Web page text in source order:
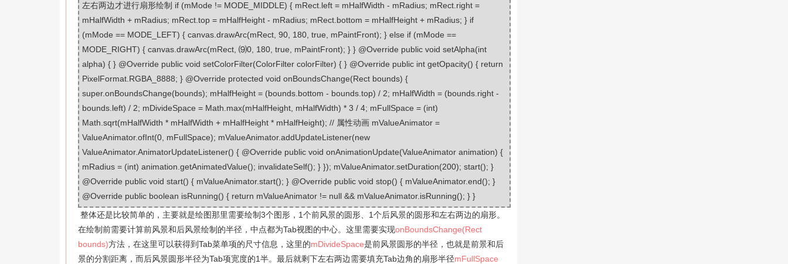
左右两边才进行扇形绘制 if (mMode != MODE_MIDDLE) { mRect.left = mHalfWidth - mRadius; mRect.right =
mHalfWidth + mRadius; mRect.top = mHalfHeight - mRadius; mRect.bottom = mHalfHeight + mRadius; } if
(mMode == MODE_LEFT) { canvas.drawArc(mRect, 90, 180, true, mPaintFront); } else if (mMode ==
MODE_RIGHT) { canvas.drawArc(mRect, ⑼0, 180, true, mPaintFront); } } @Override public void setAlpha(int
alpha) { } @Override public void setColorFilter(ColorFilter colorFilter) { } @Override public int getOpacity() { return
PixelFormat.RGBA_8888; } @Override protected void onBoundsChange(Rect bounds) {
super.onBoundsChange(bounds); mHalfHeight = (bounds.bottom - bounds.top) / 2; mHalfWidth = (bounds.right -
bounds.left) / 2; mDivideSpace = Math.max(mHalfHeight, mHalfWidth) * 3 / 4; mFullSpace = (int)
Math.sqrt(mHalfWidth * mHalfWidth + mHalfHeight * mHalfHeight); // 属性动画 mValueAnimator =
ValueAnimator.ofInt(0, mFullSpace); mValueAnimator.addUpdateListener(new
ValueAnimator.AnimatorUpdateListener() { @Override public void onAnimationUpdate(ValueAnimator animation) {
mRadius = (int) animation.getAnimatedValue(); invalidateSelf(); } }); mValueAnimator.setDuration(200); start(); }
@Override public void start() { mValueAnimator.start(); } @Override public void stop() { mValueAnimator.end(); }
@Override public boolean isRunning() { return mValueAnimator != null && mValueAnimator.isRunning(); } }
整体还是比较简单的，主要就是绘图那里需要绘制3个图形，1个前风景的圆形、1个后风景的圆形和左右两边的扇形。
在绘制前需要计算前风景和后风景绘制的半径，中点都为Tab视图的中心。这里需要实现onBoundsChange(Rect
bounds)方法，在这里可以获得到Tab菜单项的尺寸信息，这里的mDivideSpace是前风景圆形的半径，也就是前景和后
景的分割距离，而后风景圆形半径为Tab项宽度的1半。最后就剩下左右两边需要填充Tab边角的扇形半径mFullSpace